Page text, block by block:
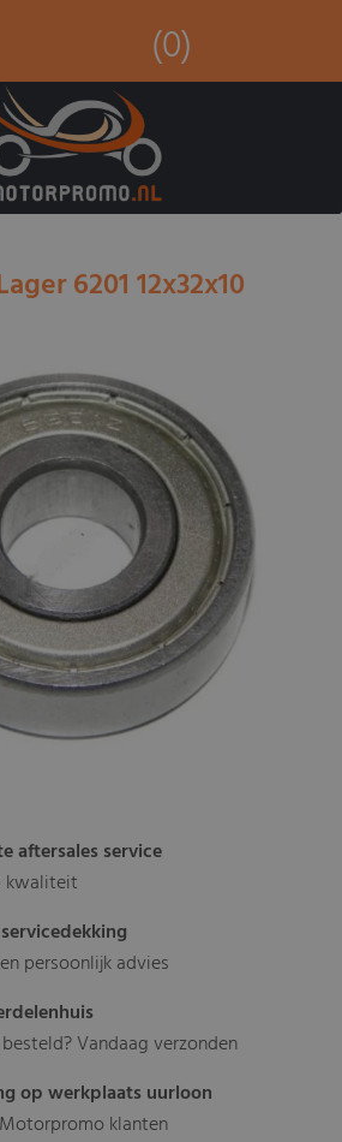
(0)
6201 12x32x10
aftersales service
kwaliteit
persoonlijk advies
Vandaag verzonden
op werkplaats uurloon
klanten